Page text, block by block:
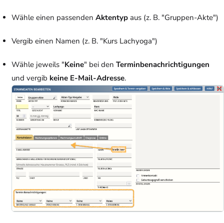
Wähle einen passenden Aktentypaus (z. B. "Gruppen-Akte")
Vergib einen Namen (z. B. "Kurs Lachyoga")
Wähle jeweils "Keine" bei den Terminbenachrichtigungen
und vergib keine E-Mail-Adresse.